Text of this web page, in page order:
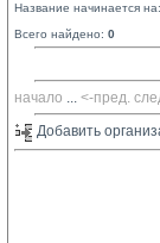
Название начинается на:
Всего найдено: 0
начало ... <-пред.
Добавить